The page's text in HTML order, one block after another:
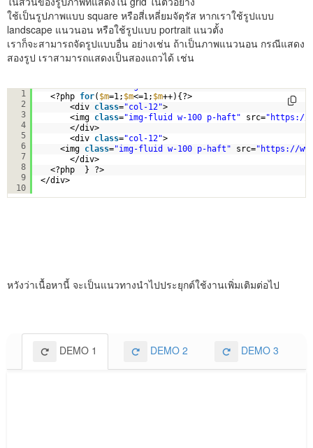
ใช้เป็นรูปภาพแบบ square หรือสี่เหลี่ยมจัตุรัส หากเราใช้รูปแบบ
landscape แนวนอน หรือใช้รูปแบบ portrait แนวตั้ง
เราก็จะสามารถจัดรูปแบบอื่น อย่างเช่น ถ้าเป็นภาพแนวนอน กรณีแสดง
สองรูป เราสามารถแสดงเป็นสองแถวได้ เช่น
1
2
3
4
5
6
7
8
9
10
<?php for( $m=1; $m<=1; $m++){?>
<div class="col-12">
<img class="img-fluid w-100 p-haft" src=" https://
</div>
<div class="col-12">
<img class="img-fluid w-100 p-haft" src=" https://
</div>
<?php  } ?>
</div>
หวังว่าเนื้อหานี้ จะเป็นแนวทางนำไปประยุกต์ใช้งานเพิ่มเติมต่อไป
DEMO 1 DEMO 2 DEMO 3